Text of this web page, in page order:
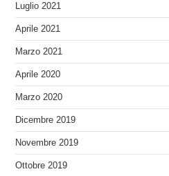
Luglio 2021
Aprile 2021
Marzo 2021
Aprile 2020
Marzo 2020
Dicembre 2019
Novembre 2019
Ottobre 2019